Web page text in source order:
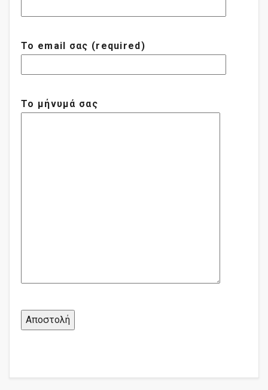
Το email σας (required)
Το μήνυμά σας